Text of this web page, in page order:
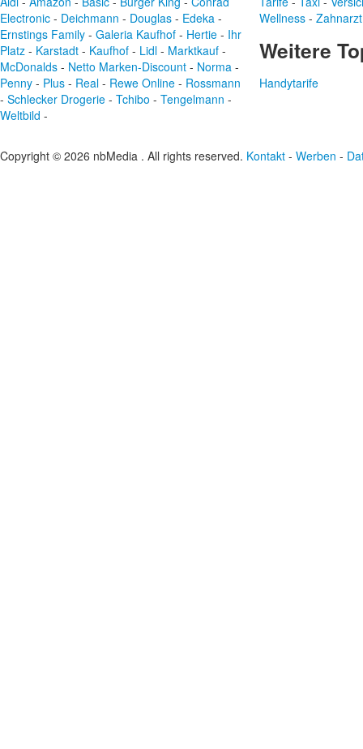
Electronic - Deichmann - Douglas - Edeka -
Ernstings Family - Galeria Kaufhof - Hertie - Ihr
Platz - Karstadt - Kaufhof - Lidl - Marktkauf -
McDonalds - Netto Marken-Discount - Norma -
Penny - Plus - Real - Rewe Online - Rossmann
- Schlecker Drogerie - Tchibo - Tengelmann -
Weltbild -
Wellness - Zahnarzt
Weitere
Handytarife
Copyright © 2026 nbMedia . All rights reserved. Kontakt - Werben -